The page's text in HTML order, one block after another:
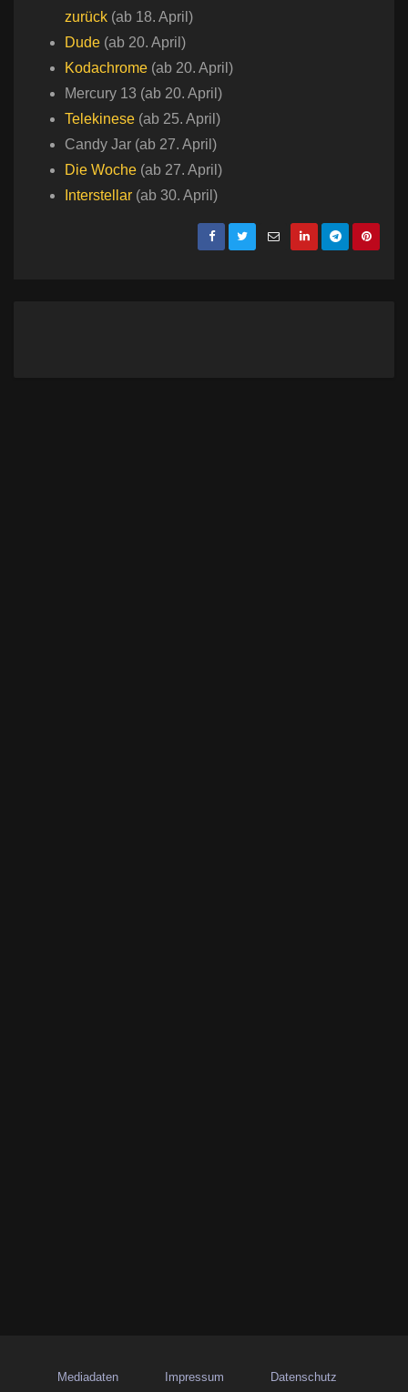
zurück (ab 18. April)
Dude (ab 20. April)
Kodachrome (ab 20. April)
Mercury 13 (ab 20. April)
Telekinese (ab 25. April)
Candy Jar (ab 27. April)
Die Woche (ab 27. April)
Interstellar (ab 30. April)
Mediadaten Impressum Datenschutz